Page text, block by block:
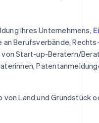
Ihres Unternehmens,
an Berufsverbände,
von Start-up-Beratern/
von Land und Grundstück